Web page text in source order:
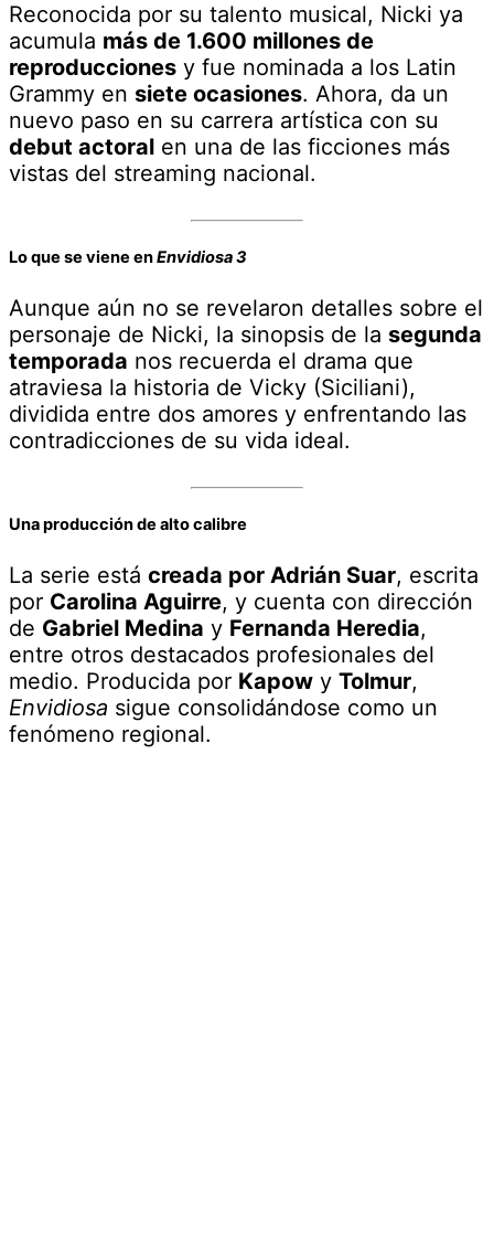
Reconocida por su talento musical, Nicki ya
acumula más de 1.600 millones de
reproducciones y fue nominada a los Latin
Grammy en siete ocasiones. Ahora, da un
nuevo paso en su carrera artística con su
debut actoral en una de las ficciones más
vistas del streaming nacional.
Lo que se viene enEnvidiosa 3
Aunque aún no se revelaron detalles sobre el
personaje de Nicki, la sinopsis de la segunda
temporada nos recuerda el drama que
atraviesa la historia de Vicky (Siciliani),
dividida entre dos amores y enfrentando las
contradicciones de su vida ideal.
Una producción de alto calibre
La serie está creada por Adrián Suar, escrita
por Carolina Aguirre, y cuenta con dirección
de Gabriel Medina y Fernanda Heredia,
entre otros destacados profesionales del
medio. Producida por Kapow y Tolmur,
Envidiosa sigue consolidándose como un
fenómeno regional.